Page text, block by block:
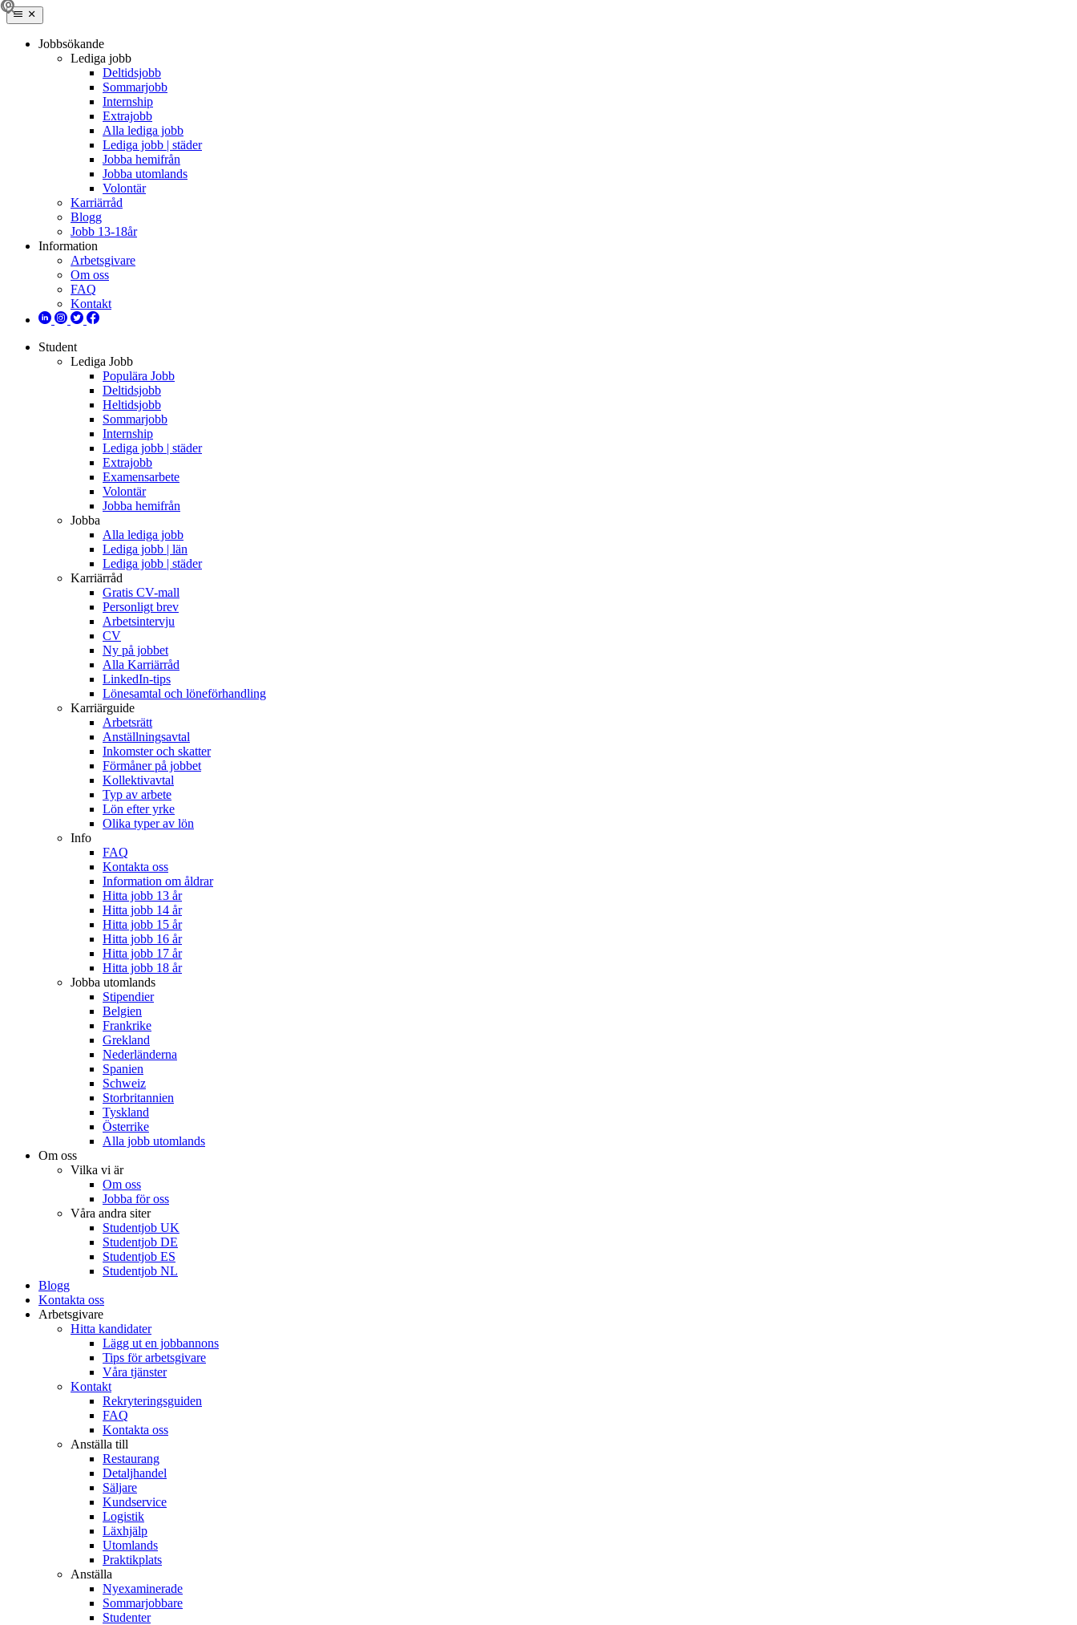
Jobbsökande
Lediga jobb
Deltidsjobb
Sommarjobb
Internship
Extrajobb
Alla lediga jobb
Lediga jobb | städer
Jobba hemifrån
Jobba utomlands
Volontär
Karriärråd
Blogg
Jobb 13-18år
Information
Arbetsgivare
Om oss
FAQ
Kontakt
Student
Lediga Jobb
Populära Jobb
Deltidsjobb
Heltidsjobb
Sommarjobb
Internship
Lediga jobb | städer
Extrajobb
Examensarbete
Volontär
Jobba hemifrån
Jobba
Alla lediga jobb
Lediga jobb | län
Lediga jobb | städer
Karriärråd
Gratis CV-mall
Personligt brev
Arbetsintervju
CV
Ny på jobbet
Alla Karriärråd
LinkedIn-tips
Lönesamtal och löneförhandling
Karriärguide
Arbetsrätt
Anställningsavtal
Inkomster och skatter
Förmåner på jobbet
Kollektivavtal
Typ av arbete
Lön efter yrke
Olika typer av lön
Info
FAQ
Kontakta oss
Information om åldrar
Hitta jobb 13 år
Hitta jobb 14 år
Hitta jobb 15 år
Hitta jobb 16 år
Hitta jobb 17 år
Hitta jobb 18 år
Jobba utomlands
Stipendier
Belgien
Frankrike
Grekland
Nederländerna
Spanien
Schweiz
Storbritannien
Tyskland
Österrike
Alla jobb utomlands
Om oss
Vilka vi är
Om oss
Jobba för oss
Våra andra siter
Studentjob UK
Studentjob DE
Studentjob ES
Studentjob NL
Blogg
Kontakta oss
Arbetsgivare
Hitta kandidater
Lägg ut en jobbannons
Tips för arbetsgivare
Våra tjänster
Kontakt
Rekryteringsguiden
FAQ
Kontakta oss
Anställa till
Restaurang
Detaljhandel
Säljare
Kundservice
Logistik
Läxhjälp
Utomlands
Praktikplats
Anställa
Nyexaminerade
Sommarjobbare
Studenter